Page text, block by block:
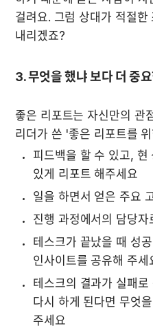
걸려요. 그럼 상대가 적절
내리겠죠?
3. 무엇을 했냐 보다 더 중
좋은 리포트는 자신만의 관
리더가 쓴 '좋은 리포트를
피드백을 할 수 있고, 현
있게 리포트 해주세요
일을 하면서 얻은 주요
진행 과정에서의 담당
테스크가 끝났을 때 성
인사이트를 공유해 주세
테스크의 결과가 실패
다시 하게 된다면 무엇
주세요